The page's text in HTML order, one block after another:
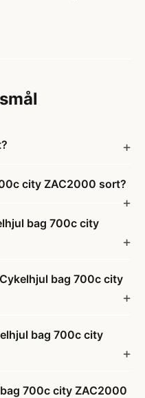
city ZAC2000 sort?
bag 700c city
bag 700c city
bag 700c city
700c city ZAC2000